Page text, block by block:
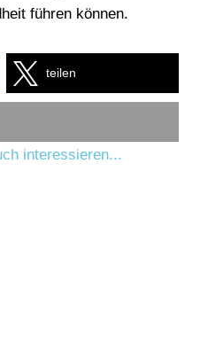
führen können.
teilen
interessieren...